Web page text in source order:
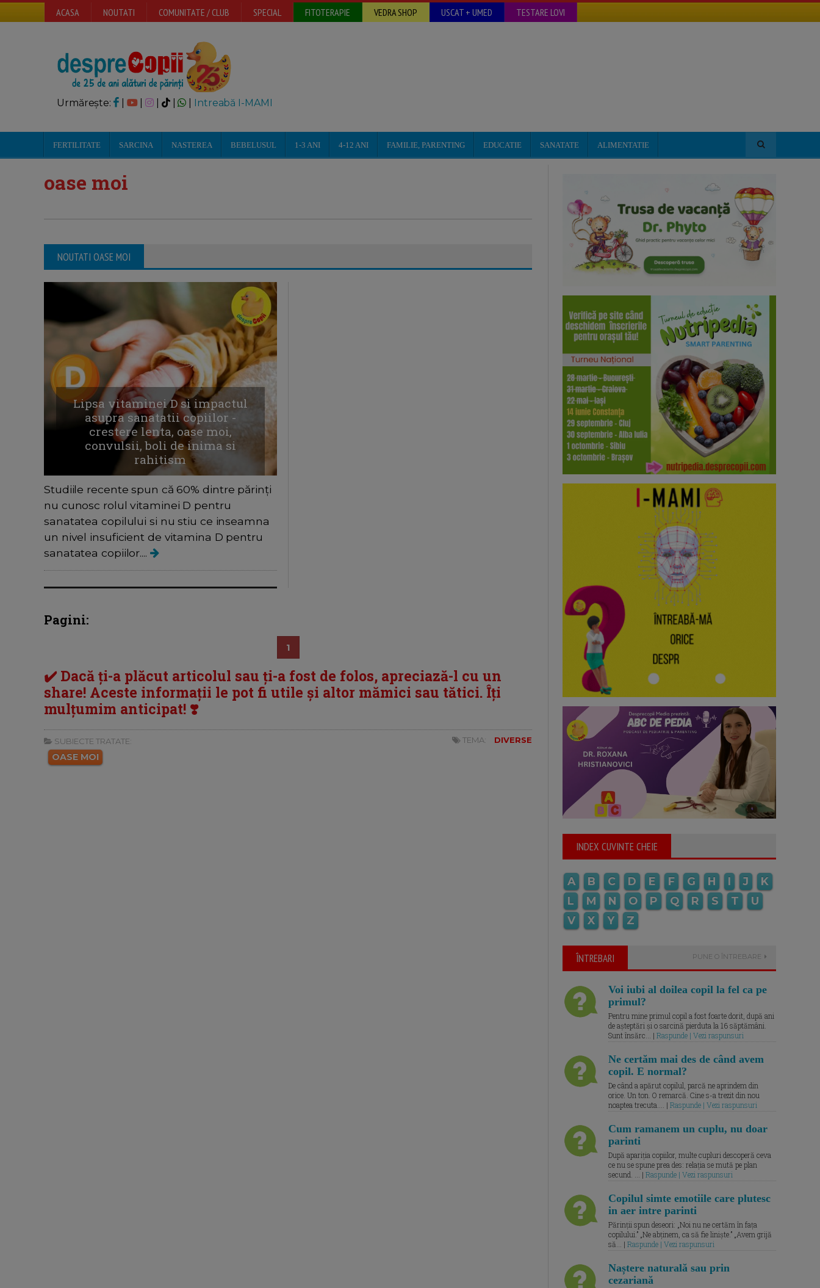
ACASA NOUTATI COMUNITATE / CLUB SPECIAL FITOTERAPIE VEDRA SHOP USCAT + UMED TESTARE LOVI
Urmărește: | | Intreabă I-MAMI
FERTILITATE SARCINA NASTEREA BEBELUSUL 1-3 ANI 4-12 ANI FAMILIE, PARENTING EDUCATIE SANATATE ALIMENTATIE
oase moi
NOUTATI OASE MOI
Lipsa vitaminei D si impactul
asupra sanatatii copiilor -
crestere lenta, oase moi,
convulsii, boli de inima si
rahitism
Studiile recente spun că 60% dintre părinți
nu cunosc rolul vitaminei D pentru
sanatatea copilului si nu stiu ce inseamna
un nivel insuficient de vitamina D pentru
sanatatea copiilor....
Pagini:
1
✔️ Dacă ți-a plăcut articolul sau ți-a fost de folos, apreciază-l cu un
share! Aceste informații le pot fi utile și altor mămici sau tătici. Îți
mulțumim anticipat! ❣️
SUBIECTE TRATATE:
OASE MOI
TEMA: DIVERSE
INDEX CUVINTE CHEIE
A B C D E F G H I J
K
L
M N O P Q R S T
U
V
X Y Z
ÎNTREBARI PUNE O ÎNTREBARE
Voi iubi al doilea copil la fel ca pe
primul?
Pentru mine primul copil a fost foarte dorit, după ani
de așteptări și o sarcină pierduta la 16 săptămâni.
Sunt însărc... | Raspunde | Vezi raspunsuri
Ne certăm mai des de când avem
copil. E normal?
De când a apărut copilul, parcă ne aprindem din
orice. Un ton. O remarcă. Cine s-a trezit din nou
noaptea trecuta.... | Raspunde | Vezi raspunsuri
Cum ramanem un cuplu, nu doar
parinti
După apariția copiilor, multe cupluri descoperă ceva
ce nu se spune prea des: relația se mută pe plan
secund. ... | Raspunde | Vezi raspunsuri
Copilul simte emotiile care plutesc
in aer intre parinti
Părinții spun deseori: „Noi nu ne certăm în fața
copilului.” „Ne abținem, ca să fie liniște.” „Avem grijă
să... | Raspunde | Vezi raspunsuri
Naștere naturală sau prin
cezariană